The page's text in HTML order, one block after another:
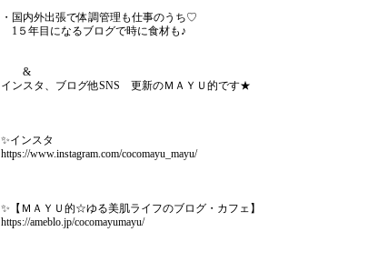
・国内外出張で体調管理も仕事のうち♡
1５年目になるブログで時に食材も♪
&
インスタ、ブログ他SNS 更新のＭＡＹＵ的です★
✨インスタ
https://www.instagram.com/cocomayu_mayu/
✨【ＭＡＹＵ的☆ゆる美肌ライフのブログ・カフェ】
https://ameblo.jp/cocomayumayu/